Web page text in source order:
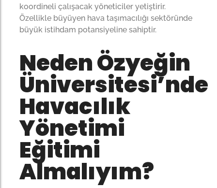
koordineli çalışacak yöneticiler yetiştirir.
Özellikle büyüyen hava taşımacılığı sektöründe
büyük istihdam potansiyeline sahiptir.
Neden Özyeğin
Üniversitesi’nde
Havacılık
Yönetimi
Eğitimi
Almalıyım?